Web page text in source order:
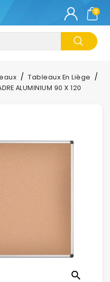
0
Tableaux En Liège
ALUMINIUM 90 X 120
search